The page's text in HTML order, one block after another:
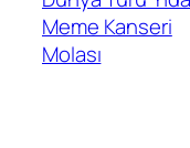
Meme Kanseri
Molası